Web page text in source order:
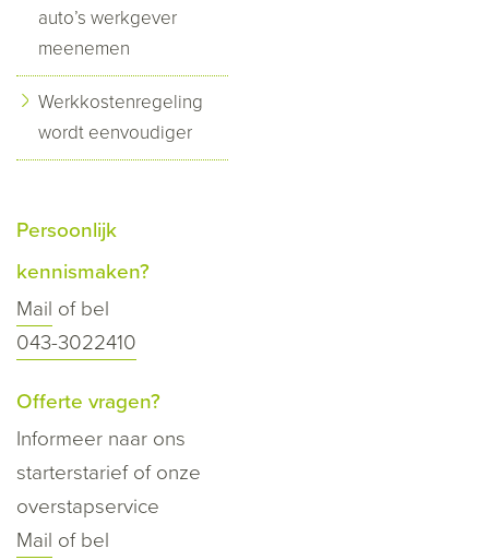
auto’s werkgever
meenemen
Werkkostenregeling
wordt eenvoudiger
Persoonlijk
kennismaken?
Mail of bel
043-3022410
Offerte vragen?
Informeer naar ons
starterstarief of onze
overstapservice
Mail of bel